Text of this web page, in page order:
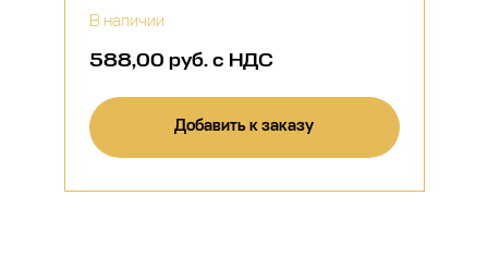
В наличии
588,00 руб. с НДС
Добавить к заказу